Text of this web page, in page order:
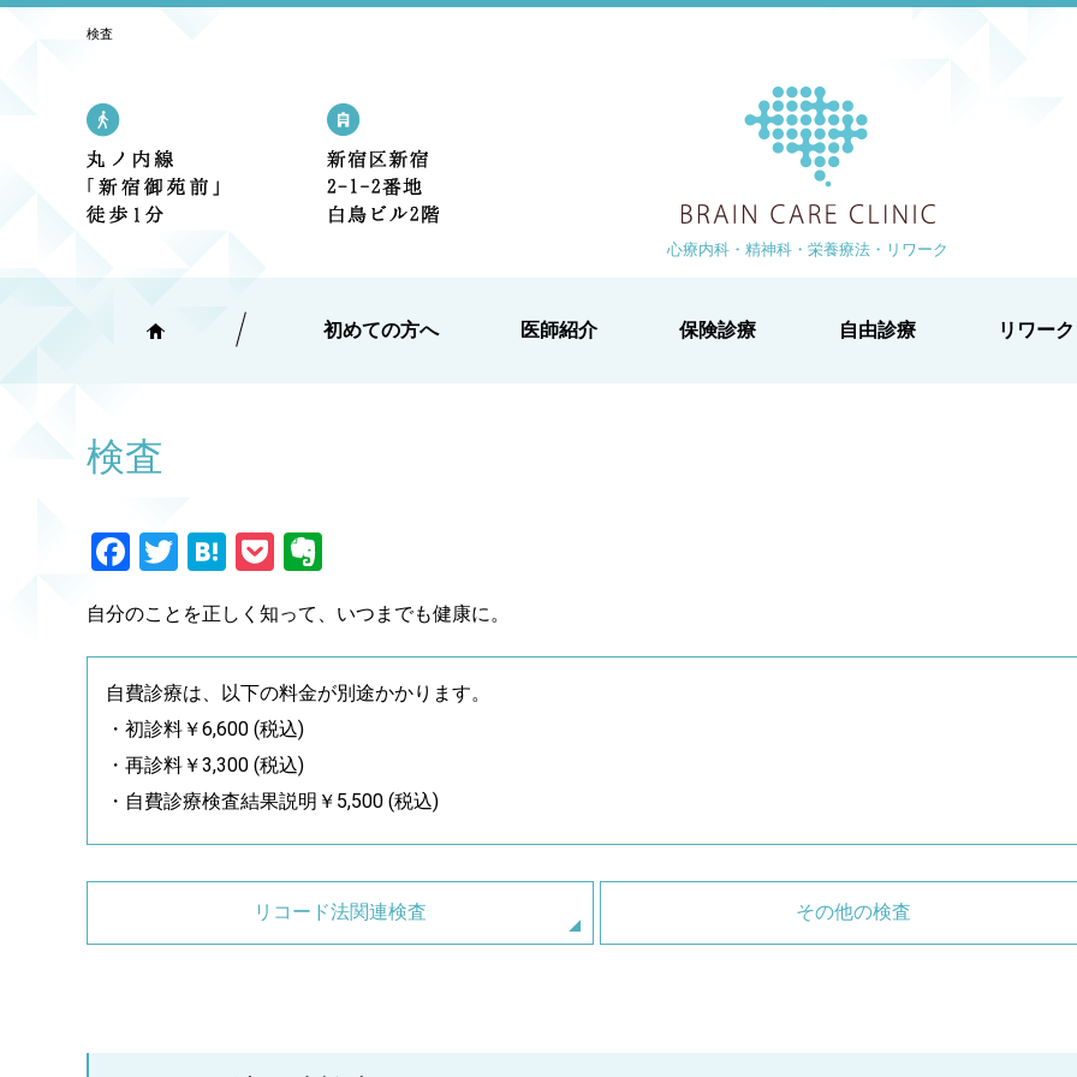
検査
心療内科・精神科・栄養療法・リワーク
丸の内線「新宿御苑前」駅 1番出口より 徒歩1分
初めての方へ 医師紹介 保険診療 自由診療 リワーク
検査
Facebook
Twitter
HatenaPocket
自分のことを正しく知って、いつまでも健康に。
自費診療は、以下の料金が別途かかります。
・初診料￥6,600 (税込)
・再診料￥3,300 (税込)
・自費診療検査結果説明￥5,500 (税込)
リコード法関連検査 その他の検査